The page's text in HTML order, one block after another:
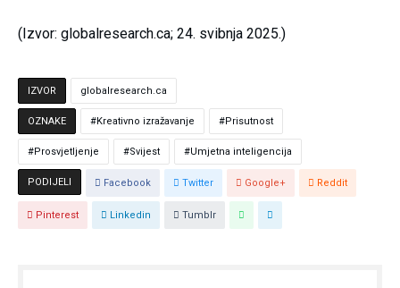
(Izvor: globalresearch.ca; 24. svibnja 2025.)
IZVOR globalresearch.ca
OZNAKE Kreativno izražavanje Prisutnost
Prosvjetljenje Svijest Umjetna inteligencija
PODIJELI Facebook Twitter Google+ Reddit
Pinterest Linkedin Tumblr